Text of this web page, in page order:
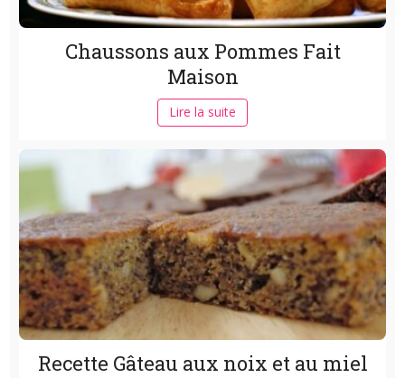
Chaussons aux Pommes Fait
Maison
Lire la suite
Recette Gâteau aux noix et au miel